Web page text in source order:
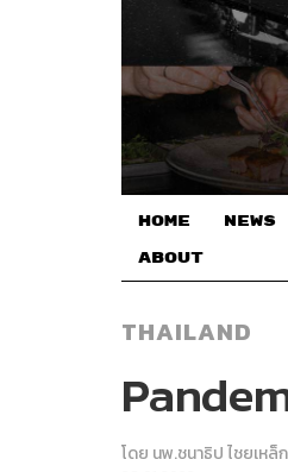
HOME NEWS
ABOUT
THAILAND
โดย นพ.ชนาธิป ไชยเหล็ก